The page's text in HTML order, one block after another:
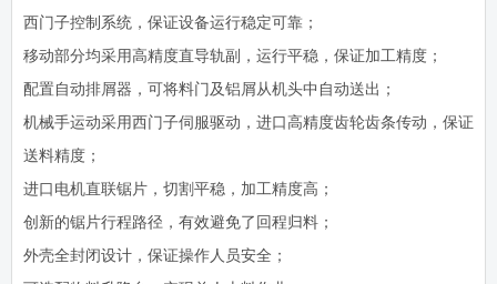
西门子控制系统，保证设备运行稳定可靠；
移动部分均采用高精度直导轨副，运行平稳，保证加工精度；
配置自动排屑器，可将料门及铝屑从机头中自动送出；
机械手运动采用西门子伺服驱动，进口高精度齿轮齿条传动，保证
送料精度；
进口电机直联锯片，切割平稳，加工精度高；
创新的锯片行程路径，有效避免了回程归料；
外壳全封闭设计，保证操作人员安全；